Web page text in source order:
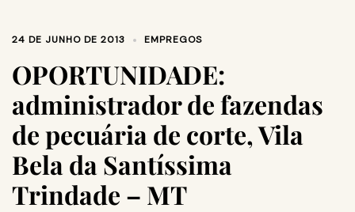
24 DE JUNHO DE 2013 EMPREGOS
OPORTUNIDADE:
administrador de fazendas
de pecuária de corte, Vila
Bela da Santíssima
Trindade – MT